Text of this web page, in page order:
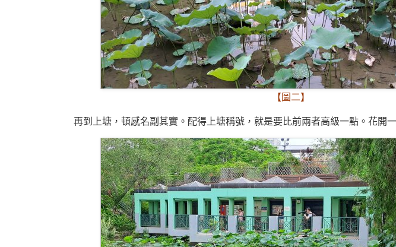
【圖二】
再到上塘，頓感名副其實。配得上塘稱號，就是要比前兩者高級一點。花開